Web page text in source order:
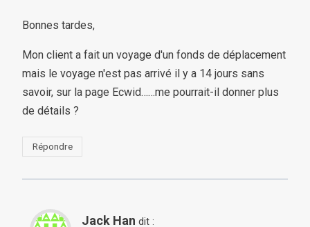
Bonnes tardes,
Mon client a fait un voyage d'un fonds de déplacement
mais le voyage n'est pas arrivé il y a 14 jours sans
savoir, sur la page Ecwid……me pourrait-il donner plus
de détails ?
Répondre
Jack Han dit :